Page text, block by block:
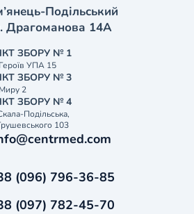
Подільський
Драгоманова 14А
ЗБОРУ № 1
УПА 15
ЗБОРУ № 3
2
ЗБОРУ № 4
Подільська,
103
(096) 796-36-85
(097) 782-45-70